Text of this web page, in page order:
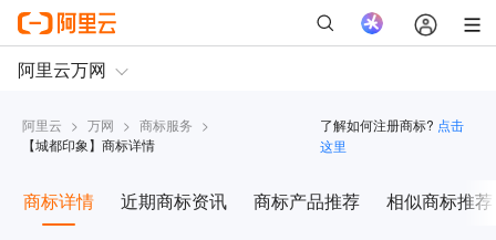
阿里云 > 万网 > 商标服务 >
【城都印象】商标详情
了解如何注册商标? 点击
这里
商标详情 近期商标资讯 商标产品推荐 相似商标推荐